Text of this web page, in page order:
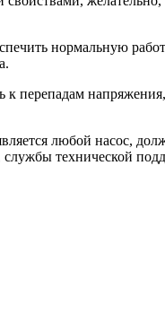
нормальную
перепадам
любой насос,
технической